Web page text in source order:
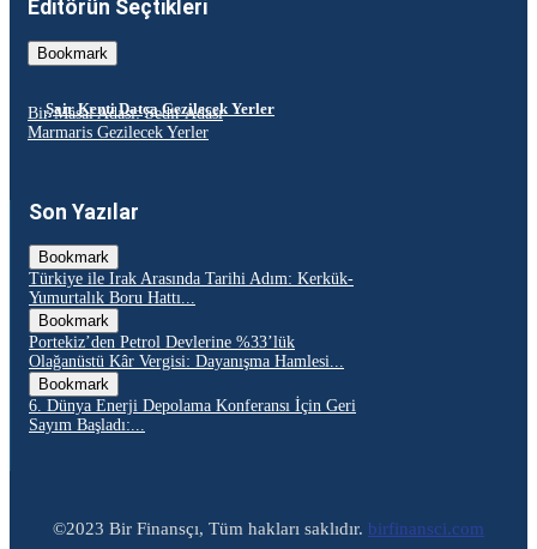
Editörün Seçtikleri
Bookmark
Şair Kenti Datça Gezilecek Yerler
Bir Masal Adası: Sedir Adası
Marmaris Gezilecek Yerler
Son Yazılar
Bookmark
Türkiye ile Irak Arasında Tarihi Adım: Kerkük-
Yumurtalık Boru Hattı...
Bookmark
Portekiz’den Petrol Devlerine %33’lük
Olağanüstü Kâr Vergisi: Dayanışma Hamlesi...
Bookmark
6. Dünya Enerji Depolama Konferansı İçin Geri
Sayım Başladı:...
©2023 Bir Finansçı, Tüm hakları saklıdır. birfinansci.com